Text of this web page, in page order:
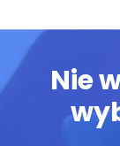
Nie